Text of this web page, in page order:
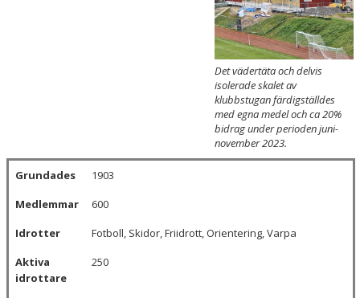
Det vädertäta och delvis
isolerade skalet av
klubbstugan färdigställdes
med egna medel och ca 20%
bidrag under perioden juni-
november 2023.
Grundades
1903
Medlemmar
600
Idrotter
Fotboll, Skidor, Friidrott, Orientering, Varpa
Aktiva
idrottare
250